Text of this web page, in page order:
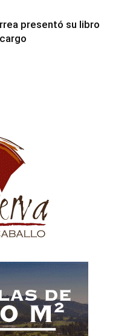
presentó su libro